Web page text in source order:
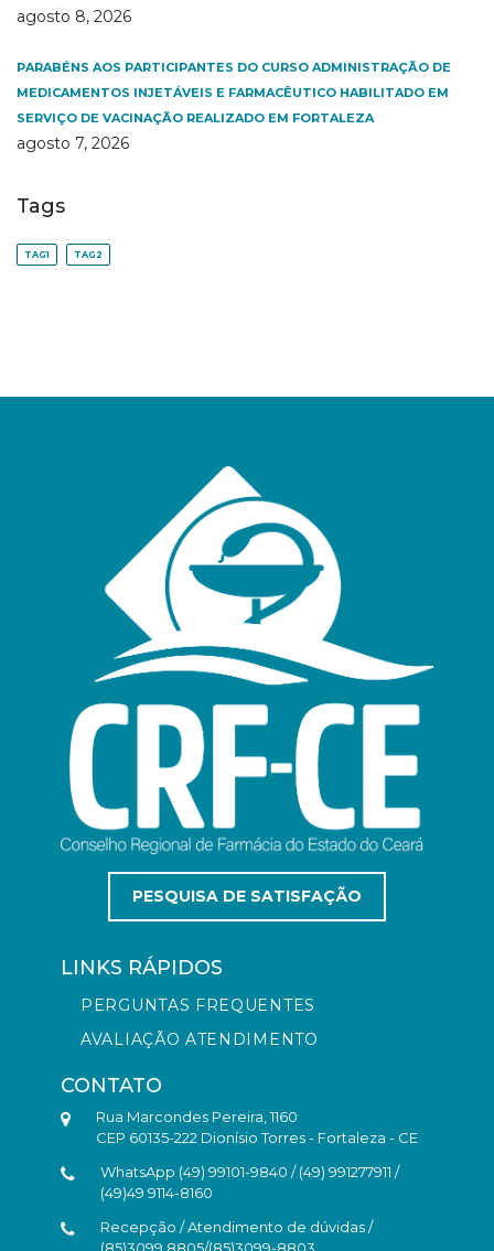
agosto 8, 2026
PARABÉNS AOS PARTICIPANTES DO CURSO ADMINISTRAÇÃO DE
MEDICAMENTOS INJETÁVEIS E FARMACÊUTICO HABILITADO EM
SERVIÇO DE VACINAÇÃO REALIZADO EM FORTALEZA
agosto 7, 2026
Tags
TAG1 TAG2
PESQUISA DE SATISFAÇÃO
LINKS RÁPIDOS
PERGUNTAS FREQUENTES
AVALIAÇÃO ATENDIMENTO
CONTATO
Rua Marcondes Pereira, 1160
CEP 60135-222 Dionísio Torres - Fortaleza - CE
WhatsApp (49) 99101-9840 / (49) 991277911 /
(49)49 9114-8160
Recepção / Atendimento de dúvidas /
(85)3099.8805/(85)3099-8803